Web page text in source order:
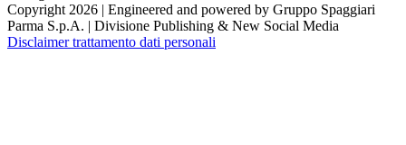
Copyright 2026 | Engineered and powered by Gruppo Spaggiari
Parma S.p.A. | Divisione Publishing & New Social Media
Disclaimer trattamento dati personali